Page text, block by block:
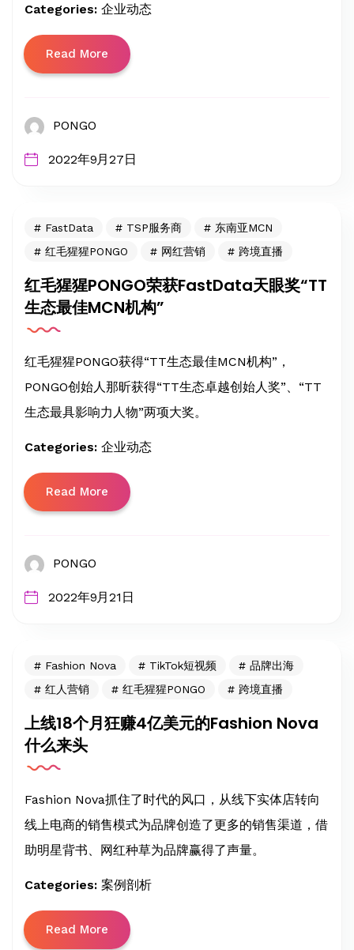
Categories: 企业动态
Read More
PONGO
2022年9月27日
FastData TSP服务商
东南亚MCN
红毛猩猩PONGO
网红营销 跨境直播
红毛猩猩PONGO荣获FastData天眼奖“TT
生态最佳MCN机构”
红毛猩猩PONGO获得“TT生态最佳MCN机构”，
PONGO创始人那昕获得“TT生态卓越创始人奖”、“TT
生态最具影响力人物”两项大奖。
Categories: 企业动态
Read More
PONGO
2022年9月21日
Fashion Nova TikTok短视频
品牌出海
红人营销
红毛猩猩PONGO 跨境直播
上线18个月狂赚4亿美元的Fashion Nova
什么来头
Fashion Nova抓住了时代的风口，从线下实体店转向
线上电商的销售模式为品牌创造了更多的销售渠道，借
助明星背书、网红种草为品牌赢得了声量。
Categories: 案例剖析
Read More